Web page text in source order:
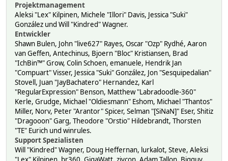
Projektmanagement
Aleksi "Lex" Kilpinen, Michele "Illori" Davis, Jessica "Suki"
González und Will "Kindred" Wagner.
Entwickler
Shawn Bulen, John "live627" Rayes, Oscar "Ozp" Rydhé, Aaron
van Geffen, Antechinus, Bjoern "Bloc" Kristiansen, Brad
"IchBin™" Grow, Colin Schoen, emanuele, Hendrik Jan
"Compuart" Visser, Jessica "Suki" González, Jon "Sesquipedalian"
Stovell, Juan "JayBachatero" Hernandez, Karl
"RegularExpression" Benson, Matthew "Labradoodle-360"
Kerle, Grudge, Michael "Oldiesmann" Eshom, Michael "Thantos"
Miller, Norv, Peter "Arantor" Spicer, Selman "[SiNaN]" Eser, Shitiz
"Dragooon" Garg, Theodore "Orstio" Hildebrandt, Thorsten
"TE" Eurich und winrules.
Support Spezialisten
Will "Kindred" Wagner, Doug Heffernan, lurkalot, Steve, Aleksi